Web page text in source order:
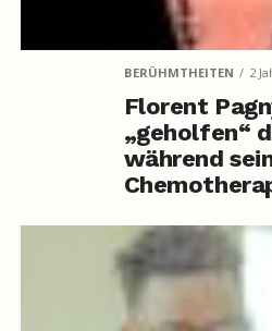
BERÜHMTHEITEN 2
Florent
„geholfen“
während